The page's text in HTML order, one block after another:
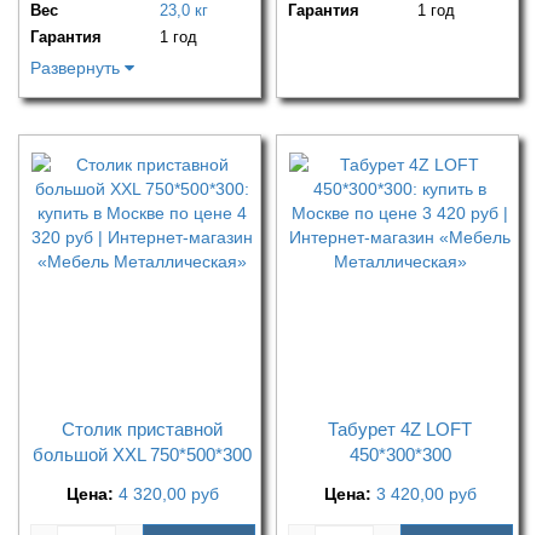
Вес
23,0 кг
Гарантия
1 год
Развернуть
Гарантия
1 год
Столик приставной
большой XXL 750*500*300
Цена: 4 320,00 руб
Табурет 4Z LOFT
450*300*300
Цена: 3 420,00 руб